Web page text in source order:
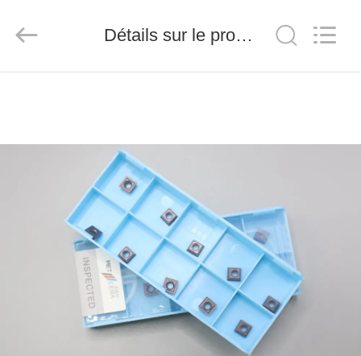
MAISON
PRODUITS
PROPOS
Advanced
Materials
Rights
Détails sur le produit